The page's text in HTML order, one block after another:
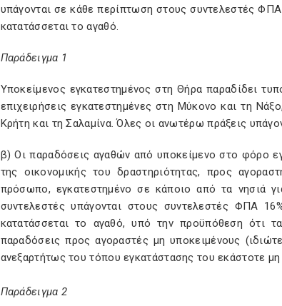
υπάγονται σε κάθε περίπτωση στους συντελεστές
κατατάσσεται το αγαθό.
Παράδειγμα 1
Υποκείμενος εγκατεστημένος στη Θήρα παραδίδει
επιχειρήσεις εγκατεστημένες στη Μύκονο και τη
Κρήτη και τη Σαλαμίνα. Όλες οι ανωτέρω πράξεις
β) Οι παραδόσεις αγαθών από υποκείμενο στο φόρο
της οικονομικής του δραστηριότητας, προς
πρόσωπο, εγκατεστημένο σε κάποιο από τα νησιά
συντελεστές υπάγονται στους συντελεστές ΦΠΑ
κατατάσσεται το αγαθό, υπό την προϋπόθεση ότι
παραδόσεις προς αγοραστές μη υποκειμένους
ανεξαρτήτως του τόπου εγκατάστασης του εκάστοτε
Παράδειγμα 2